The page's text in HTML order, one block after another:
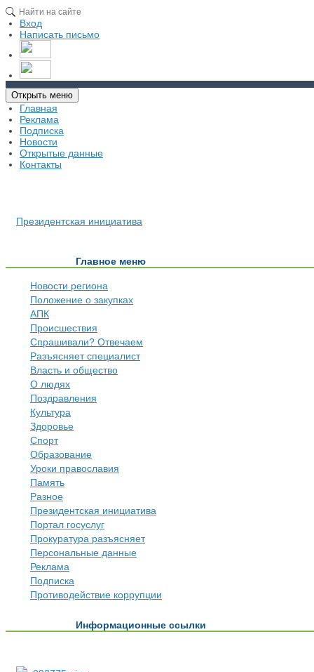
Вход
Написать письмо
Открыть меню
Главная
Реклама
Подписка
Новости
Открытые данные
Контакты
Президентская инициатива
Главное меню
Новости региона
Положение о закупках
АПК
Происшествия
Спрашивали? Отвечаем
Разъясняет специалист
Власть и общество
О людях
Поздравления
Культура
Здоровье
Спорт
Образование
Уроки православия
Память
Разное
Президентская инициатива
Портал госуслуг
Прокуратура разъясняет
Персональные данные
Реклама
Подписка
Противодействие коррупции
Информационные ссылки